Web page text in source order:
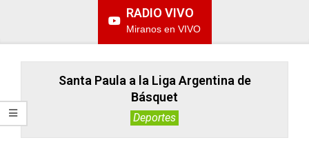
RADIO VIVO
Miranos en VIVO
Santa Paula a la Liga Argentina de
Básquet
Deportes